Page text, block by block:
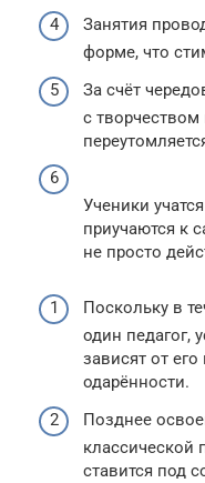
Занятия
форме, что
За счёт
с
Ученики
приучаются к
не просто
Поскольку в
один педагог,
зависят от
одарённости.
Позднее
классической
ставится под